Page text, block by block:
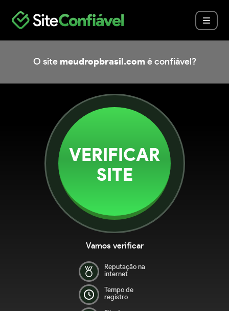
O site meudropbrasil.com é confiável?
VERIFICAR
SITE
Vamos verificar
Reputação na
internet
Tempo de
registro